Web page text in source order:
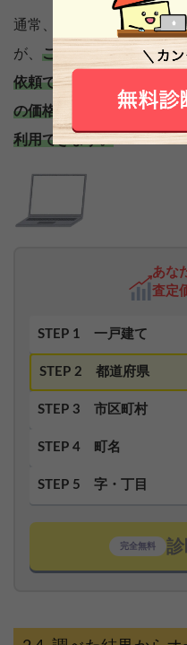
通常、お問い合わせに時
が、 このサービスでは一
依頼でき、完全無料でサ
の価格を知ってから売却
利用できます。
あな
査定
STEP 1 一戸建て
STEP 2 都道府県
STEP 3 市区町村
STEP 4 町名
STEP 5 字・丁目
完全無料 診